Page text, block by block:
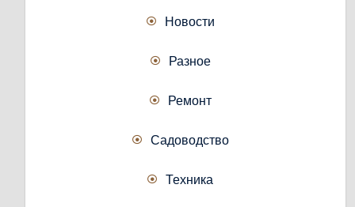
Новости
Разное
Ремонт
Садоводство
Техника